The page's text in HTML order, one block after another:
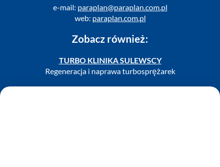
e-mail: paraplan@paraplan.com.pl
web: paraplan.com.pl
Zobacz również:
TURBO KLINIKA SULEWSCY
Regeneracja i naprawa turbosprężarek
AUTO SERWIS SULEWSCY